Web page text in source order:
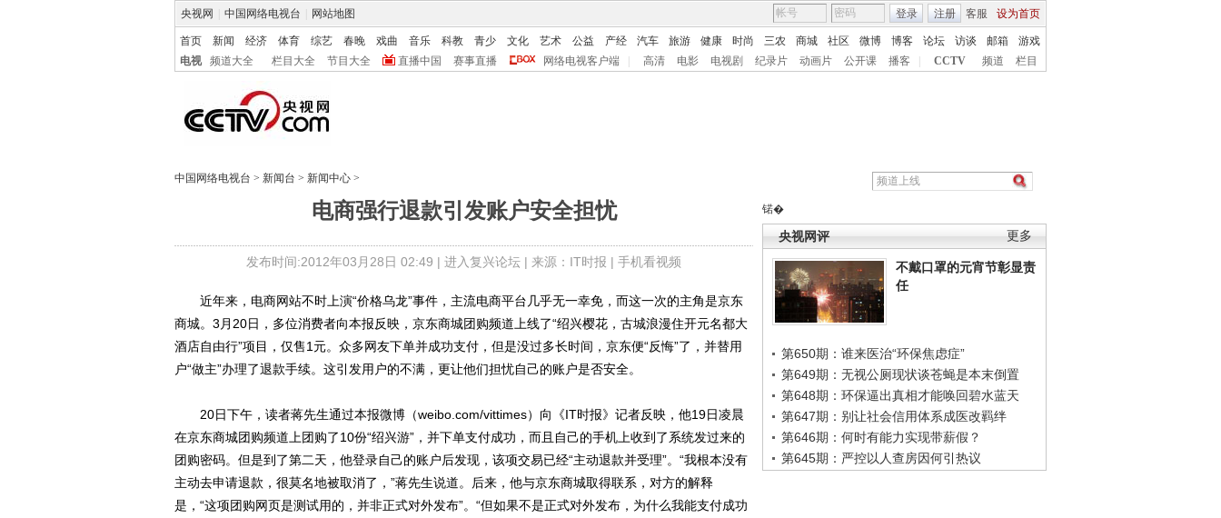
央视网 中国网络电视台 网站地图 客服 设为首页
登录 注册
首页 新闻 经济 体育 综艺 春晚 戏曲 音乐 科教 青少 文化 艺术 公益 产经 汽车 旅游 健康 时尚 三农 商城 社区 微博 博客 论坛 访谈 邮箱
游戏
电视
频道大全 栏目大全 节目大全 直播中国 赛事直播 网络电视客户端 高清 电影 电视剧 纪录片 动画片 公开课 播客 CCTV 频道 栏目
中国网络电视台 > 新闻台 > 新闻中心 >
电商强行退款引发账户安全担忧
发布时间:2012年03月28日 02:49 | 进入复兴论坛 | 来源：IT时报 | 手机看视频
锘�
更多
央视网评
不戴口罩的元宵节彰显责
任
第650期：谁来医治“环保焦虑症”
第649期：无视公厕现状谈苍蝇是本末倒置
第648期：环保逼出真相才能唤回碧水蓝天
第647期：别让社会信用体系成医改羁绊
第646期：何时有能力实现带薪假？
第645期：严控以人查房因何引热议
近年来，电商网站不时上演“价格乌龙”事件，主流电商平台几乎无一幸免，而这一次的主角是京东
商城。3月20日，多位消费者向本报反映，京东商城团购频道上线了“绍兴樱花，古城浪漫住开元名都大
酒店自由行”项目，仅售1元。众多网友下单并成功支付，但是没过多长时间，京东便“反悔”了，并替用
户“做主”办理了退款手续。这引发用户的不满，更让他们担忧自己的账户是否安全。
20日下午，读者蒋先生通过本报微博（weibo.com/vittimes）向《IT时报》记者反映，他19日凌晨
在京东商城团购频道上团购了10份“绍兴游”，并下单支付成功，而且自己的手机上收到了系统发过来的
团购密码。但是到了第二天，他登录自己的账户后发现，该项交易已经“主动退款并受理”。“我根本没有
主动去申请退款，很莫名地被取消了，”蒋先生说道。后来，他与京东商城取得联系，对方的解释
是，“这项团购网页是测试用的，并非正式对外发布”。“但如果不是正式对外发布，为什么我能支付成功